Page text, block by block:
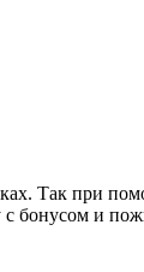
Так при
бонусом и